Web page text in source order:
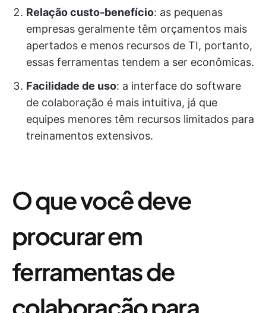
Relação custo-benefício: as pequenas
empresas geralmente têm orçamentos mais
apertados e menos recursos de TI, portanto,
essas ferramentas tendem a ser econômicas.
Facilidade de uso: a interface do software
de colaboração é mais intuitiva, já que
equipes menores têm recursos limitados para
treinamentos extensivos.
O que você deve
procurar em
ferramentas de
colaboração para